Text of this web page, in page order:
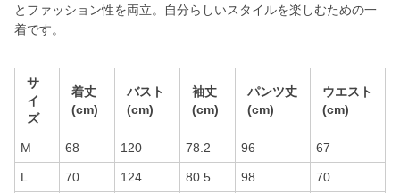
とファッション性を両立。自分らしいスタイルを楽しむための一
着です。
サ
イ
ズ
着丈
(cm)
バスト
(cm)
袖丈
(cm)
パンツ丈
(cm)
ウエスト
(cm)
M 68 120 78.2 96 67
L 70 124 80.5 98 70